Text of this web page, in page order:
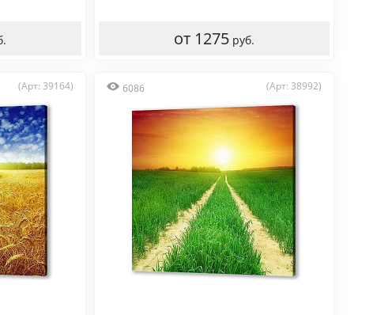
от 1275 руб.
(Арт: 39164) 6086 (Арт: 38992)